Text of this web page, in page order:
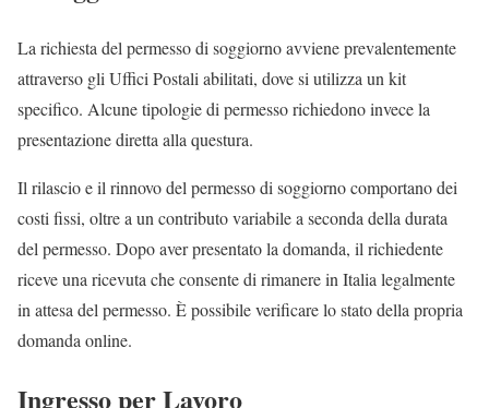
La richiesta del permesso di soggiorno avviene prevalentemente
attraverso gli Uffici Postali abilitati, dove si utilizza un kit
specifico. Alcune tipologie di permesso richiedono invece la
presentazione diretta alla questura.
Il rilascio e il rinnovo del permesso di soggiorno comportano dei
costi fissi, oltre a un contributo variabile a seconda della durata
del permesso. Dopo aver presentato la domanda, il richiedente
riceve una ricevuta che consente di rimanere in Italia legalmente
in attesa del permesso. È possibile verificare lo stato della propria
domanda online.
Ingresso per Lavoro